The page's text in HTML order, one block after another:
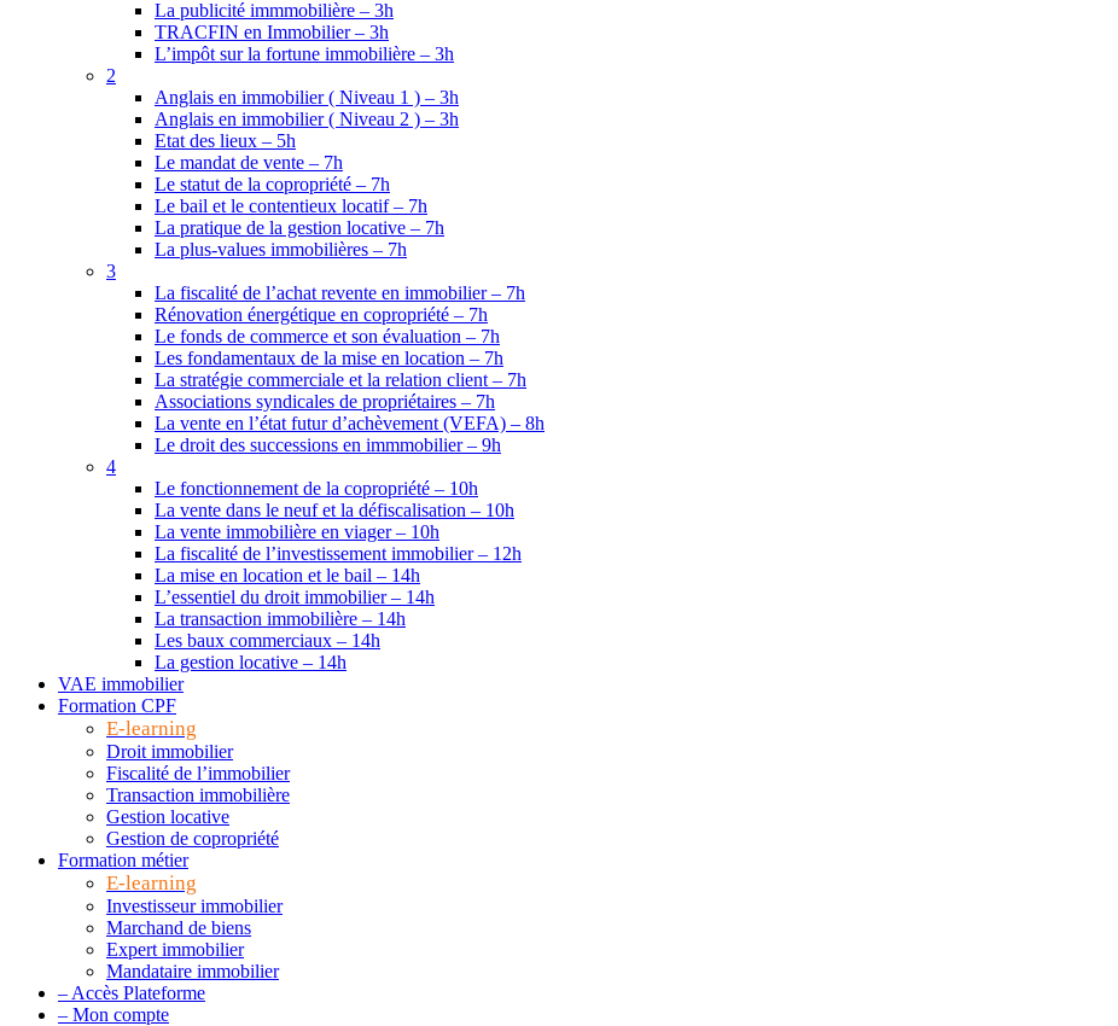
La publicité immmobilière – 3h
TRACFIN en Immobilier – 3h
L’impôt sur la fortune immobilière – 3h
2
Anglais en immobilier ( Niveau 1 ) – 3h
Anglais en immobilier ( Niveau 2 ) – 3h
Etat des lieux – 5h
Le mandat de vente – 7h
Le statut de la copropriété – 7h
Le bail et le contentieux locatif – 7h
La pratique de la gestion locative – 7h
La plus-values immobilières – 7h
3
La fiscalité de l’achat revente en immobilier – 7h
Rénovation énergétique en copropriété – 7h
Le fonds de commerce et son évaluation – 7h
Les fondamentaux de la mise en location – 7h
La stratégie commerciale et la relation client – 7h
Associations syndicales de propriétaires – 7h
La vente en l’état futur d’achèvement (VEFA) – 8h
Le droit des successions en immmobilier – 9h
4
Le fonctionnement de la copropriété – 10h
La vente dans le neuf et la défiscalisation – 10h
La vente immobilière en viager – 10h
La fiscalité de l’investissement immobilier – 12h
La mise en location et le bail – 14h
L’essentiel du droit immobilier – 14h
La transaction immobilière – 14h
Les baux commerciaux – 14h
La gestion locative – 14h
VAE immobilier
Formation CPF
E-learning
Droit immobilier
Fiscalité de l’immobilier
Transaction immobilière
Gestion locative
Gestion de copropriété
Formation métier
E-learning
Investisseur immobilier
Marchand de biens
Expert immobilier
Mandataire immobilier
– Accès Plateforme
– Mon compte